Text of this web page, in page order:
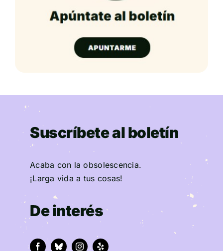
Suscríbete al boletín
Acaba con la obsolescencia.
¡Larga vida a tus cosas!
De interés